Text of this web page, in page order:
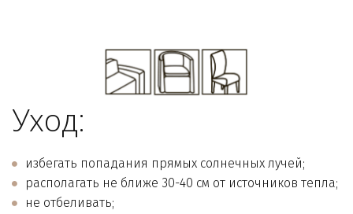
Уход:
избегать попадания прямых солнечных лучей;
располагать не ближе 30-40 см от источников тепла;
не отбеливать;